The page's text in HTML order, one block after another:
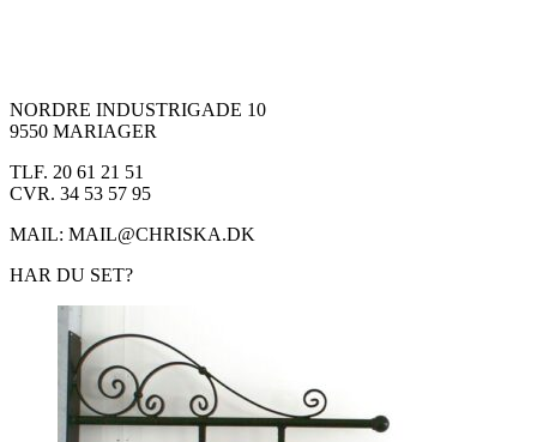
NORDRE INDUSTRIGADE 10
9550 MARIAGER
TLF. 20 61 21 51
CVR. 34 53 57 95
MAIL: MAIL@CHRISKA.DK
HAR DU SET?